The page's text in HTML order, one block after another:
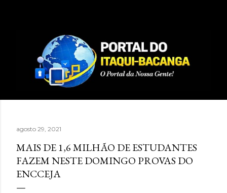
agosto 29, 2021
MAIS DE 1,6 MILHÃO DE ESTUDANTES
FAZEM NESTE DOMINGO PROVAS DO
ENCCEJA